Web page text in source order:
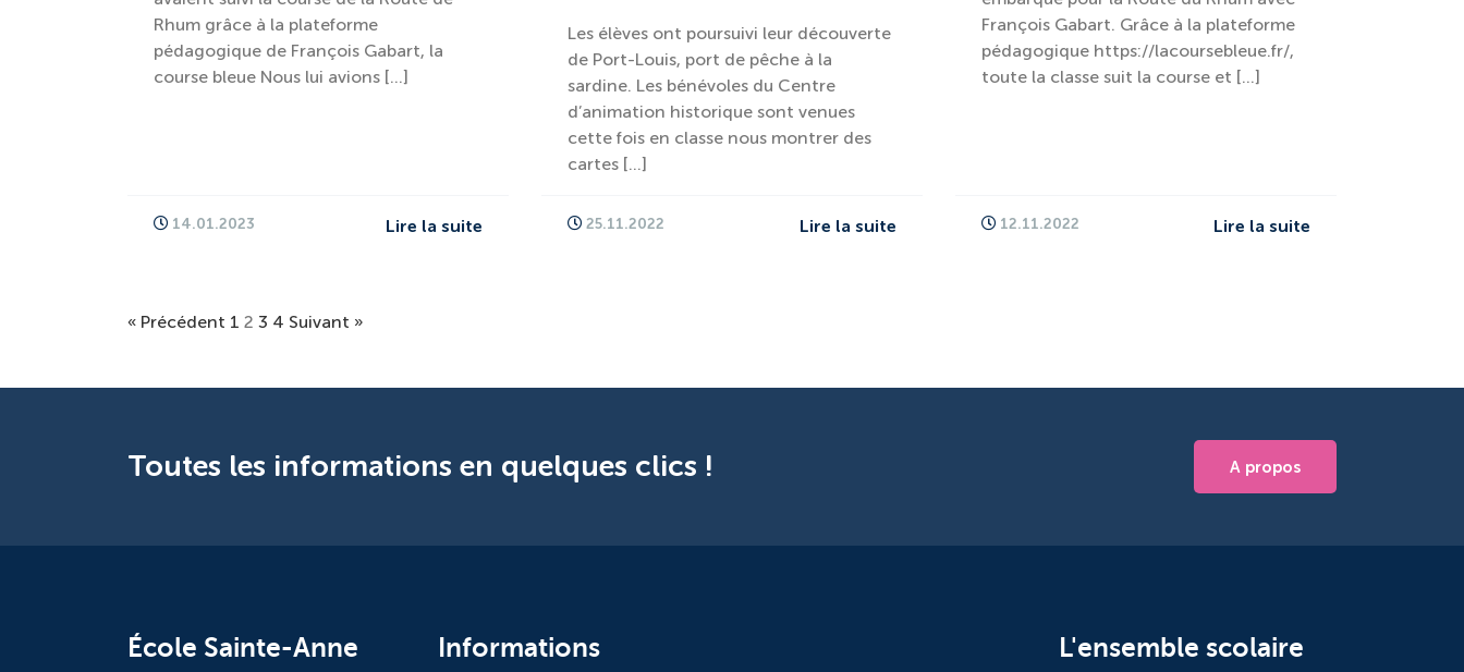
Rhum grâce à la plateforme
pédagogique de François Gabart, la
course bleue Nous lui avions […]
14.01.2023 Lire la suite
Les élèves ont poursuivi leur découverte
de Port-Louis, port de pêche à la
sardine. Les bénévoles du Centre
d’animation historique sont venues
cette fois en classe nous montrer des
cartes […]
25.11.2022 Lire la suite
François Gabart. Grâce à la plateforme
pédagogique https://lacoursebleue.fr/,
toute la classe suit la course et […]
12.11.2022 Lire la suite
« Précédent 1 2 3 4 Suivant »
Toutes les informations en quelques clics ! A propos
École Sainte-Anne Informations L'ensemble scolaire